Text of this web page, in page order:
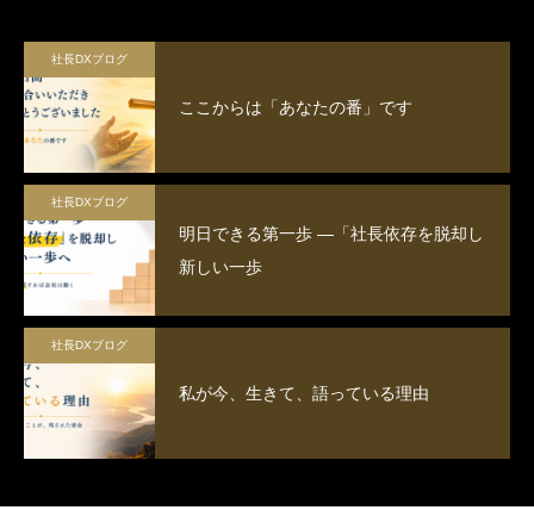
社長DXブログ
ここからは「あなたの番」です
社長DXブログ
明日できる第一歩 ―「社長依存を脱却し
新しい一歩
社長DXブログ
私が今、生きて、語っている理由